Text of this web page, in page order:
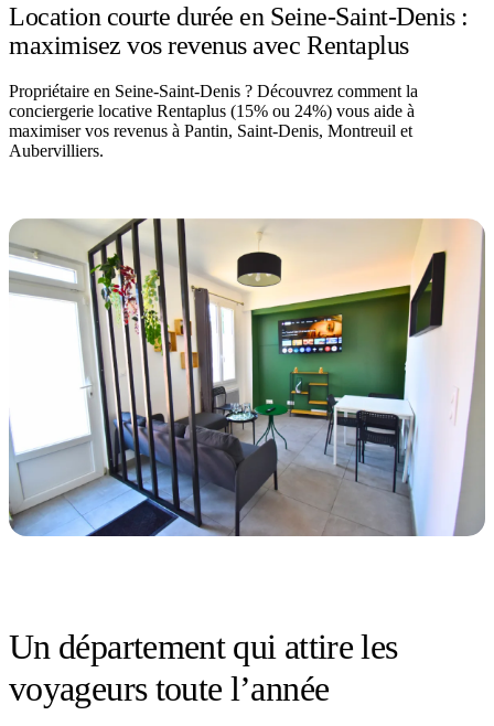
Location courte durée en Seine-Saint-Denis :
maximisez vos revenus avec Rentaplus
Propriétaire en Seine-Saint-Denis ? Découvrez comment la
conciergerie locative Rentaplus (15% ou 24%) vous aide à
maximiser vos revenus à Pantin, Saint-Denis, Montreuil et
Aubervilliers.
Un département qui attire les
voyageurs toute l’année